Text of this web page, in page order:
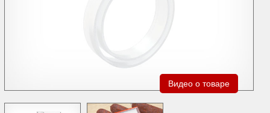
Видео о товаре